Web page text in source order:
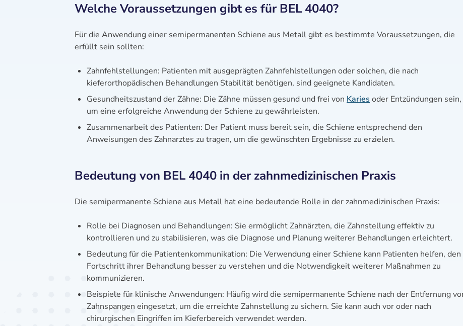
Welche Voraussetzungen gibt es für BEL 4040?
Für die Anwendung einer semipermanenten Schiene aus Metall gibt es bestimmte Voraussetzungen, die
erfüllt sein sollten:
Zahnfehlstellungen: Patienten mit ausgeprägten Zahnfehlstellungen oder solchen, die nach
kieferorthopädischen Behandlungen Stabilität benötigen, sind geeignete Kandidaten.
Gesundheitszustand der Zähne: Die Zähne müssen gesund und frei von Karies oder Entzündungen sein,
um eine erfolgreiche Anwendung der Schiene zu gewährleisten.
Zusammenarbeit des Patienten: Der Patient muss bereit sein, die Schiene entsprechend den
Anweisungen des Zahnarztes zu tragen, um die gewünschten Ergebnisse zu erzielen.
Bedeutung von BEL 4040 in der zahnmedizinischen Praxis
Die semipermanente Schiene aus Metall hat eine bedeutende Rolle in der zahnmedizinischen Praxis:
Rolle bei Diagnosen und Behandlungen: Sie ermöglicht Zahnärzten, die Zahnstellung effektiv zu
kontrollieren und zu stabilisieren, was die Diagnose und Planung weiterer Behandlungen erleichtert.
Bedeutung für die Patientenkommunikation: Die Verwendung einer Schiene kann Patienten helfen, den
Fortschritt ihrer Behandlung besser zu verstehen und die Notwendigkeit weiterer Maßnahmen zu
kommunizieren.
Beispiele für klinische Anwendungen: Häufig wird die semipermanente Schiene nach der Entfernung
Zahnspangen eingesetzt, um die erreichte Zahnstellung zu sichern. Sie kann auch vor oder nach
chirurgischen Eingriffen im Kieferbereich verwendet werden.